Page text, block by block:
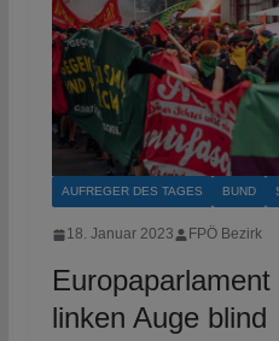
AUFREGER DES TAGES BUND
18. Januar 2023 FPÖ Bezirk
linken Auge blind